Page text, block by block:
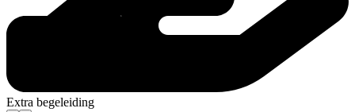
Extra begeleiding